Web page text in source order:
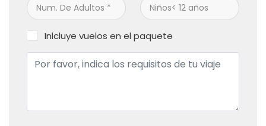
Inlcluye vuelos en el paquete